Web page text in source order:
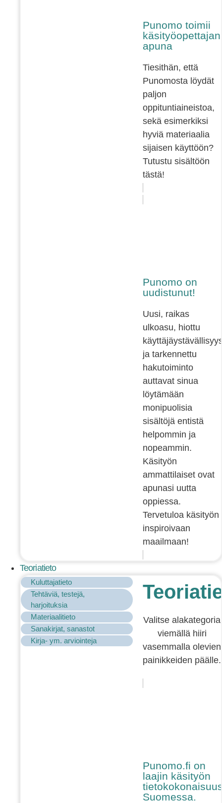
Punomo toimii
käsityöopettajan
apuna
Tiesithän, että
Punomosta löydät
paljon
oppituntiaineistoa,
sekä esimerkiksi
hyviä materiaalia
sijaisen käyttöön?
Tutustu sisältöön
tästä!
Punomo on
uudistunut!
Uusi, raikas
ulkoasu, hiottu
ja tarkennettu
hakutoiminto
auttavat sinua
löytämään
monipuolisia
sisältöjä entistä
helpommin ja
nopeammin.
Käsityön
ammattilaiset ovat
apunasi uutta
oppiessa.
Tervetuloa käsityön
inspiroivaan
maailmaan!
Teoriatieto
Kuluttajatieto
Tehtäviä, testejä,
harjoituksia
Materiaalitieto
Sanakirjat, sanastot
Kirja- ym. arviointeja
Valitse alakategoria
viemällä hiiri
vasemmalla olevien
painikkeiden päälle.
Punomo.fi on
laajin käsityön
Suomessa.